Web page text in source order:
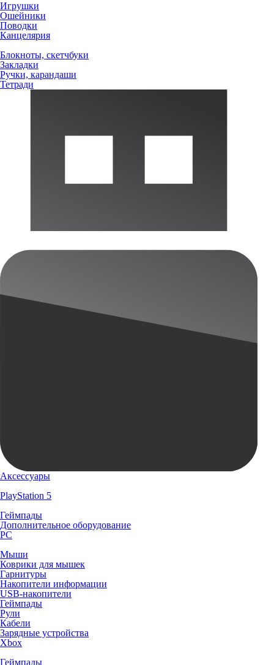
Игрушки
Ошейники
Поводки
Канцелярия
Блокноты, скетчбуки
Закладки
Ручки, карандаши
Тетради
Аксессуары
PlayStation 5
Геймпады
Дополнительное оборудование
PC
Мыши
Коврики для мышек
Гарнитуры
Накопители информации
USB-накопители
Геймпады
Рули
Кабели
Зарядные устройства
Xbox
Геймпады